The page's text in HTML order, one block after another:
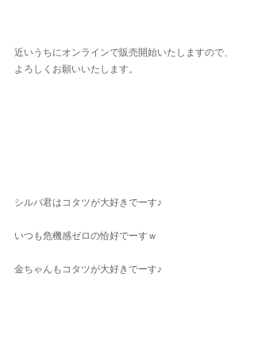
近いうちにオンラインで販売開始いたしますので、
よろしくお願いいたします。
シルバ君はコタツが大好きでーす♪
いつも危機感ゼロの恰好でーすｗ
金ちゃんもコタツが大好きでーす♪